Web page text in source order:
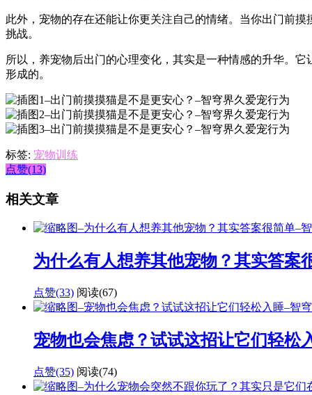
此外，宠物的存在还能让你更关注自己的情绪。当你出门前
挑战。
所以，养宠物后出门的心理变化，其实是一种情感的升华。
形成的。
标签: 宠物训练
点赞(13)
相关文章
为什么有人想养其他宠物？其实答案
点赞(33) 阅读(67)
宠物也会焦虑？试试这招让它们轻松
点赞(35) 阅读(74)